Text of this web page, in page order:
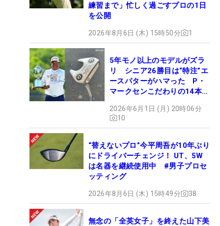
練習まで」忙しく過ごすプロの1日
を公開
2026年8月6日 (木) 15時50分 1
5年モノ以上のモデルがズラ
リ シニア26勝目は“特注”エ
ースパターがハマった P・
マークセンこだわりの14本
2026年6月1日 (月) 20時06分
10
“替えないプロ”今平周吾が10年ぶり
にドライバーチェンジ！ UT、5W
は名器を継続使用中 #男子プロセ
ッティング
2026年8月6日 (木) 15時49分 38
無念の「全英女子」を終えた山下美